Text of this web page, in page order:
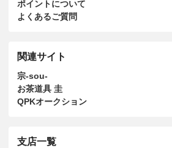
ポイントについて
よくあるご質問
関連サイト
宗-sou-
お茶道具 圭
QPKオークション
支店一覧